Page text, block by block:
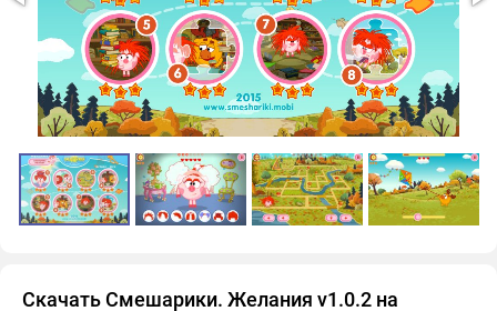
Скачать Смешарики. Желания v1.0.2 на